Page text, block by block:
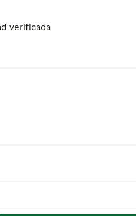
verificada
de esta raza puede
el pedigrí, la
la ubicación
acudir a
opciones antes